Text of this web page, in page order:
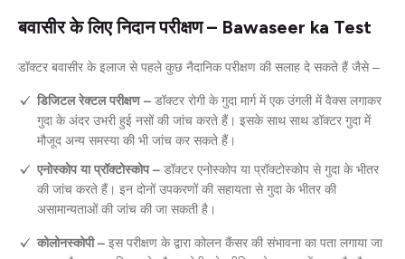
बवासीर के लिए निदान परीक्षण – Bawaseer ka Test
डॉक्टर बवासीर के इलाज से पहले कुछ नैदानिक परीक्षण की सलाह दे सकते हैं जैसे –
डिजिटल रेक्टल परीक्षण – डॉक्टर रोगी के गुदा मार्ग में एक उंगली में वैक्स लगाकर
गुदा के अंदर उभरी हुई नसों की जांच करते हैं। इसके साथ साथ डॉक्टर गुदा में
मौजूद अन्य समस्या की भी जांच कर सकते हैं।
एनोस्कोप या प्रॉक्टोस्कोप – डॉक्टर एनोस्कोप या प्रॉक्टोस्कोप से गुदा के भीतर
की जांच करते हैं। इन दोनों उपकरणों की सहायता से गुदा के भीतर की
असामान्यताओं की जांच की जा सकती है।
कोलोनस्कोपी – इस परीक्षण के द्वारा कोलन कैंसर की संभावना का पता लगाया जा